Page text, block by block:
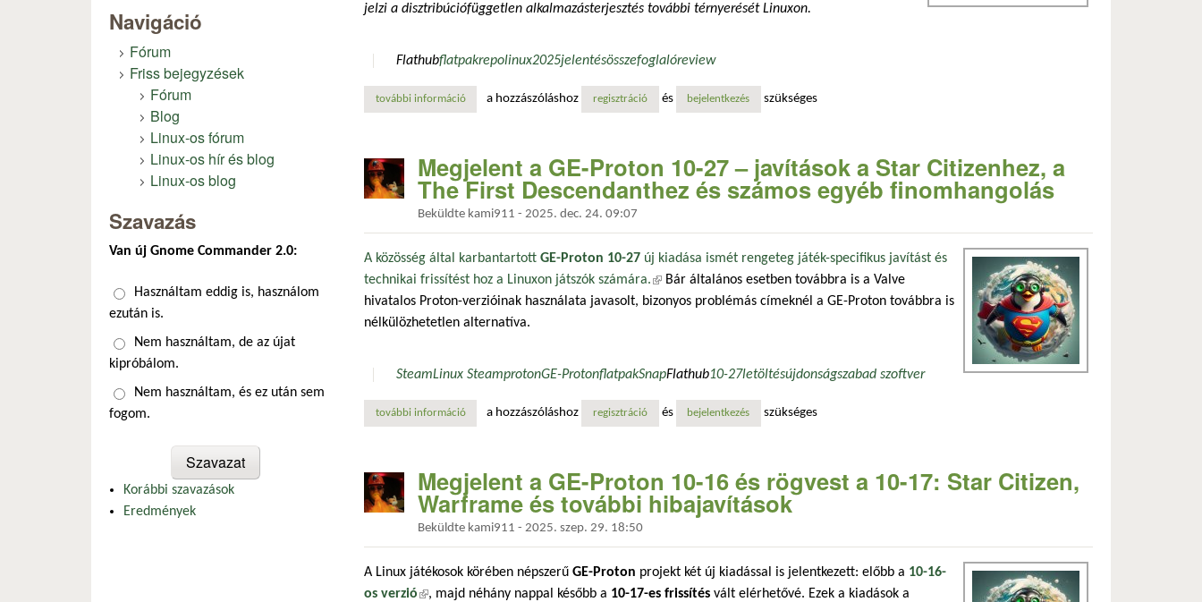
jelzi a disztribúciófüggetlen alkalmazásterjesztés további térnyerését Linuxon.
Flathubflatpakrepolinux2025jelentésösszefoglalóreview
további információa flathub 2025-ben átlépte a 435 millió letöltést – tovább erősödik a flatpak ökoszisztéma tartalommal kapcsolatosan
a hozzászóláshoz regisztráció és bejelentkezés szükséges
Megjelent a GE-Proton 10-27 – javítások a Star Citizenhez, a
The First Descendanthez és számos egyéb finomhangolás
Beküldte kami911 - 2025. dec. 24. 09:07
A közösség által karbantartott GE-Proton 10-27 új kiadása ismét rengeteg játék-specifikus javítást és
technikai frissítést hoz a Linuxon játszók számára.(külső hivatkozás)
Bár általános esetben továbbra is a Valve
hivatalos Proton-verzióinak használata javasolt, bizonyos problémás címeknél a GE-Proton továbbra is
nélkülözhetetlen alternatíva.
SteamLinux SteamprotonGE-ProtonflatpakSnapFlathub10-27letöltésújdonságszabad szoftver
további információmegjelent a ge-proton 10-27 – javítások a star citizenhez, a the first descendanthez és számos egyéb finomhangolás tartalommal kapcsolatosan
a hozzászóláshoz regisztráció és bejelentkezés szükséges
Megjelent a GE-Proton 10-16 és rögvest a 10-17: Star Citizen,
Warframe és további hibajavítások
Beküldte kami911 - 2025. szep. 29. 18:50
A Linux játékosok körében népszerű GE-Proton projekt két új kiadással is jelentkezett: előbb a 10-16-
os verzió(külső hivatkozás)
, majd néhány nappal később a 10-17-es frissítés vált elérhetővé. Ezek a kiadások a
Navigáció
Fórum
Friss bejegyzések
Fórum
Blog
Linux-os fórum
Linux-os hír és blog
Linux-os blog
Szavazás
Van új Gnome Commander 2.0:
Választások
Használtam eddig is, használom
ezután is.
Nem használtam, de az újat
kipróbálom.
Nem használtam, és ez után sem
fogom.
Korábbi szavazások
Eredmények